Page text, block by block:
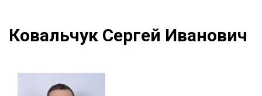
Ковальчук Сергей Иванович